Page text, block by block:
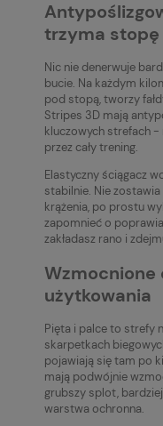
trzyma stopę
Nic nie denerwuje
bucie. Na każdym
pod stopą, tworzy
Stripes 3D mają
kluczowych strefach -
przez cały trening.
Elastyczny ściągacz
stabilnie. Nie
krążenia, po prostu
zapomnieć o
zakładasz rano i
Wzmocnione
użytkowania
Pięta i palce to strefy
skarpetkach
pojawiają się tam po
mają podwójnie
grubszy splot,
warstwa ochronna.